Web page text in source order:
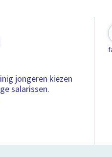
jongeren kiezen
salarissen.